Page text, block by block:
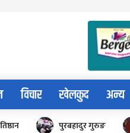
विचार खेलकुद अन्य
पुरबहादुर गुरुङ